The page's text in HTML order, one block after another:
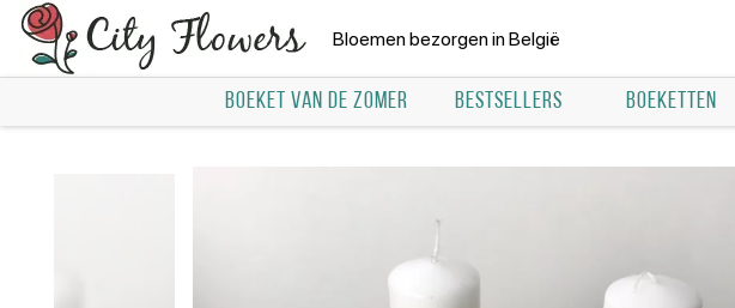
Bloemen bezorgen in België
BOEKET VAN DE ZOMER BESTSELLERS BOEKETTEN